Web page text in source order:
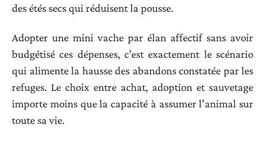
des étés secs qui réduisent la pousse.
Adopter une mini vache par élan affectif sans avoir
budgétisé ces dépenses, c’est exactement le scénario
qui alimente la hausse des abandons constatée par les
refuges. Le choix entre achat, adoption et sauvetage
importe moins que la capacité à assumer l’animal sur
toute sa vie.